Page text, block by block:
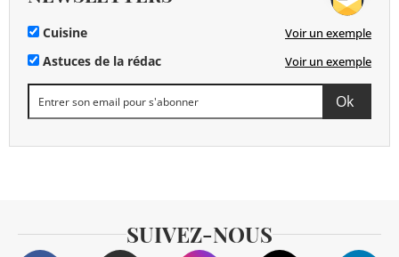
Cuisine Voir un exemple
Astuces de la rédac Voir un exemple
SUIVEZ-NOUS